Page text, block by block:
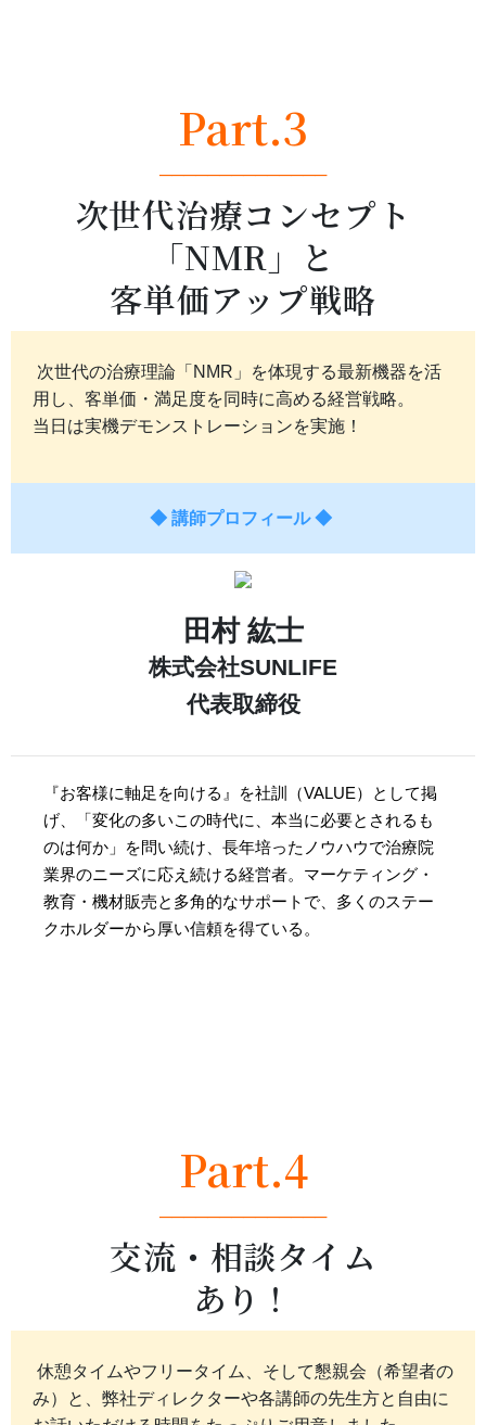
Part.3
──────────────
次世代治療コンセプト
「NMR」と
客単価アップ戦略
次世代の治療理論「NMR」を体現する最新機器を活
用し、客単価・満足度を同時に高める経営戦略。
当日は実機デモンストレーションを実施！
◆ 講師プロフィール ◆
田村 紘士
株式会社SUNLIFE
代表取締役
『お客様に軸足を向ける』を社訓（VALUE）として掲
げ、「変化の多いこの時代に、本当に必要とされるも
のは何か」を問い続け、長年培ったノウハウで治療院
業界のニーズに応え続ける経営者。マーケティング・
教育・機材販売と多角的なサポートで、多くのステー
クホルダーから厚い信頼を得ている。
Part.4
──────────────
交流・相談タイム
あり！
休憩タイムやフリータイム、そして懇親会（希望者の
み）と、弊社ディレクターや各講師の先生方と自由に